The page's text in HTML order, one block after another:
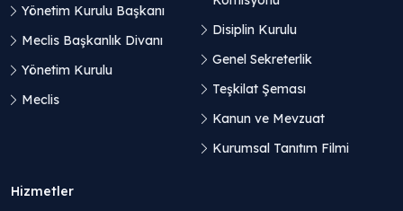
Yönetim Kurulu Başkanı
Meclis Başkanlık Divanı
Yönetim Kurulu
Meclis
Disiplin Kurulu
Genel Sekreterlik
Teşkilat Şeması
Kanun ve Mevzuat
Kurumsal Tanıtım Filmi
Hizmetler